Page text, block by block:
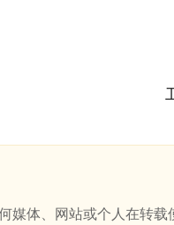
体、网站或个人在转